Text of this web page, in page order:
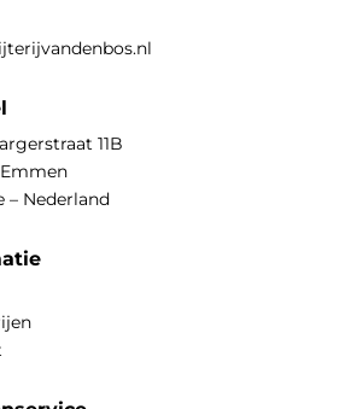
11B
Emmen
– Nederland